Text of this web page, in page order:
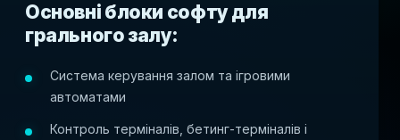
Основні блоки софту для
грального залу:
Система керування залом та ігровими
автоматами
Контроль терміналів, бетинг-терміналів і